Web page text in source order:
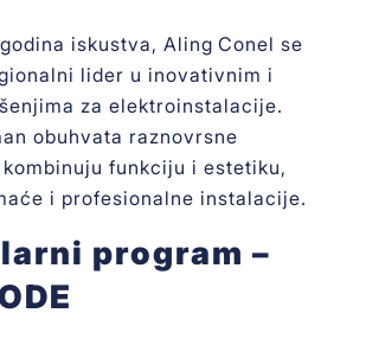
iskustva, Aling Conel se
lider u inovativnim i
za elektroinstalacije.
obuhvata raznovrsne
funkciju i estetiku,
i profesionalne instalacije.
program –